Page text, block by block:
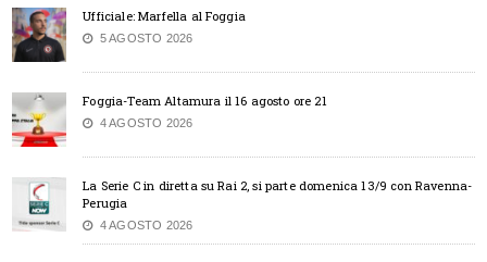
Ufficiale: Marfella al Foggia
5 AGOSTO 2026
Foggia-Team Altamura il 16 agosto ore 21
4 AGOSTO 2026
La Serie C in diretta su Rai 2, si parte domenica 13/9 con Ravenna-
Perugia
4 AGOSTO 2026